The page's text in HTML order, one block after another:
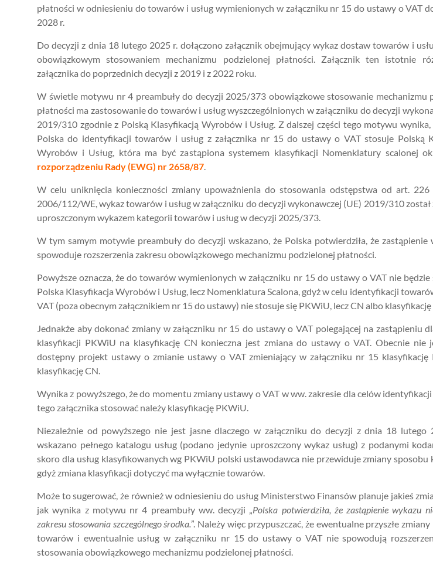
płatności w odniesieniu do towarów i usług wymienionych w załączniku nr 15 do ustawy o VAT
2028 r.
Do decyzji z dnia 18 lutego 2025 r. dołączono załącznik obejmujący wykaz dostaw towarów i
obowiązkowym stosowaniem mechanizmu podzielonej płatności. Załącznik ten istotnie
załącznika do poprzednich decyzji z 2019 i z 2022 roku.
W świetle motywu nr 4 preambuły do decyzji 2025/373 obowiązkowe stosowanie mechanizmu
płatności ma zastosowanie do towarów i usług wyszczególnionych w załączniku do decyzji
2019/310 zgodnie z Polską Klasyfikacją Wyrobów i Usług. Z dalszej części tego motywu wynika,
Polska do identyfikacji towarów i usług z załącznika nr 15 do ustawy o VAT stosuje Polską
Wyrobów i Usług, która ma być zastąpiona systemem klasyfikacji Nomenklatury scalonej
rozporządzeniu Rady (EWG) nr 2658/87.
W celu uniknięcia konieczności zmiany upoważnienia do stosowania odstępstwa od art.
2006/112/WE, wykaz towarów i usług w załączniku do decyzji wykonawczej (UE) 2019/310
uproszczonym wykazem kategorii towarów i usług w decyzji 2025/373.
W tym samym motywie preambuły do decyzji wskazano, że Polska potwierdziła, że zastąpienie
spowoduje rozszerzenia zakresu obowiązkowego mechanizmu podzielonej płatności.
Powyższe oznacza, że do towarów wymienionych w załączniku nr 15 do ustawy o VAT nie będzie
Polska Klasyfikacja Wyrobów i Usług, lecz Nomenklatura Scalona, gdyż w celu identyfikacji
VAT (poza obecnym załącznikiem nr 15 do ustawy) nie stosuje się PKWiU, lecz CN albo
Jednakże aby dokonać zmiany w załączniku nr 15 do ustawy o VAT polegającej na zastąpieniu
klasyfikacji PKWiU na klasyfikację CN konieczna jest zmiana do ustawy o VAT. Obecnie nie
dostępny projekt ustawy o zmianie ustawy o VAT zmieniający w załączniku nr 15 klasyfikację
klasyfikację CN.
Wynika z powyższego, że do momentu zmiany ustawy o VAT w ww. zakresie dla celów
tego załącznika stosować należy klasyfikację PKWiU.
Niezależnie od powyższego nie jest jasne dlaczego w załączniku do decyzji z dnia 18 lutego
wskazano pełnego katalogu usług (podano jedynie uproszczony wykaz usług) z podanymi
skoro dla usług klasyfikowanych wg PKWiU polski ustawodawca nie przewiduje zmiany sposobu
gdyż zmiana klasyfikacji dotyczyć ma wyłącznie towarów.
Może to sugerować, że również w odniesieniu do usług Ministerstwo Finansów planuje jakieś
jak wynika z motywu nr 4 preambuły ww. decyzji „Polska potwierdziła, że zastąpienie wykazu
zakresu stosowania szczególnego środka.”. Należy więc przypuszczać, że ewentualne przyszłe
towarów i ewentualnie usług w załączniku nr 15 do ustawy o VAT nie spowodują
stosowania obowiązkowego mechanizmu podzielonej płatności.